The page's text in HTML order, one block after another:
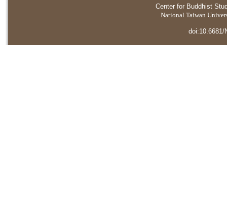
Center for Buddhist
National Taiwan
doi:10.6681/